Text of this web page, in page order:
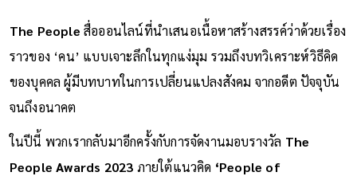
The People สื่อออนไลน์ที่นำเสนอเนื้อหาสร้างสรรค์ว่าด้วยเรื่อง
ราวของ ‘คน’ แบบเจาะลึกในทุกแง่มุม รวมถึงบทวิเคราะห์วิธีคิด
ของบุคคล ผู้มีบทบาทในการเปลี่ยนแปลงสังคม จากอดีต ปัจจุบัน
จนถึงอนาคต
ในปีนี้ พวกเรากลับมาอีกครั้งกับการจัดงานมอบรางวัล The
People Awards 2023 ภายใต้แนวคิด ‘People of